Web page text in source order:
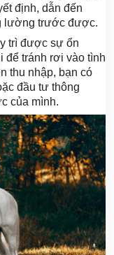
định, dẫn đến
lường trước được.
trì được sự ổn
để tránh rơi vào tình
thu nhập, bạn có
đầu tư thông
của mình.